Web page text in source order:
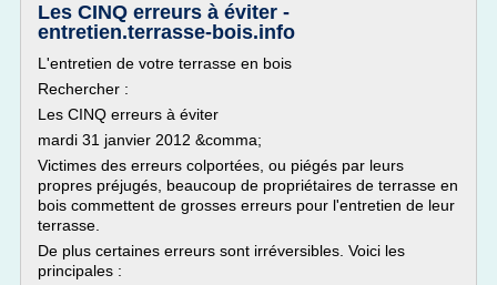
Les CINQ erreurs à éviter -
entretien.terrasse-bois.info
L'entretien de votre terrasse en bois
Rechercher :
Les CINQ erreurs à éviter
mardi 31 janvier 2012 &comma;
Victimes des erreurs colportées, ou piégés par leurs
propres préjugés, beaucoup de propriétaires de terrasse en
bois commettent de grosses erreurs pour l'entretien de leur
terrasse.
De plus certaines erreurs sont irréversibles. Voici les
principales :